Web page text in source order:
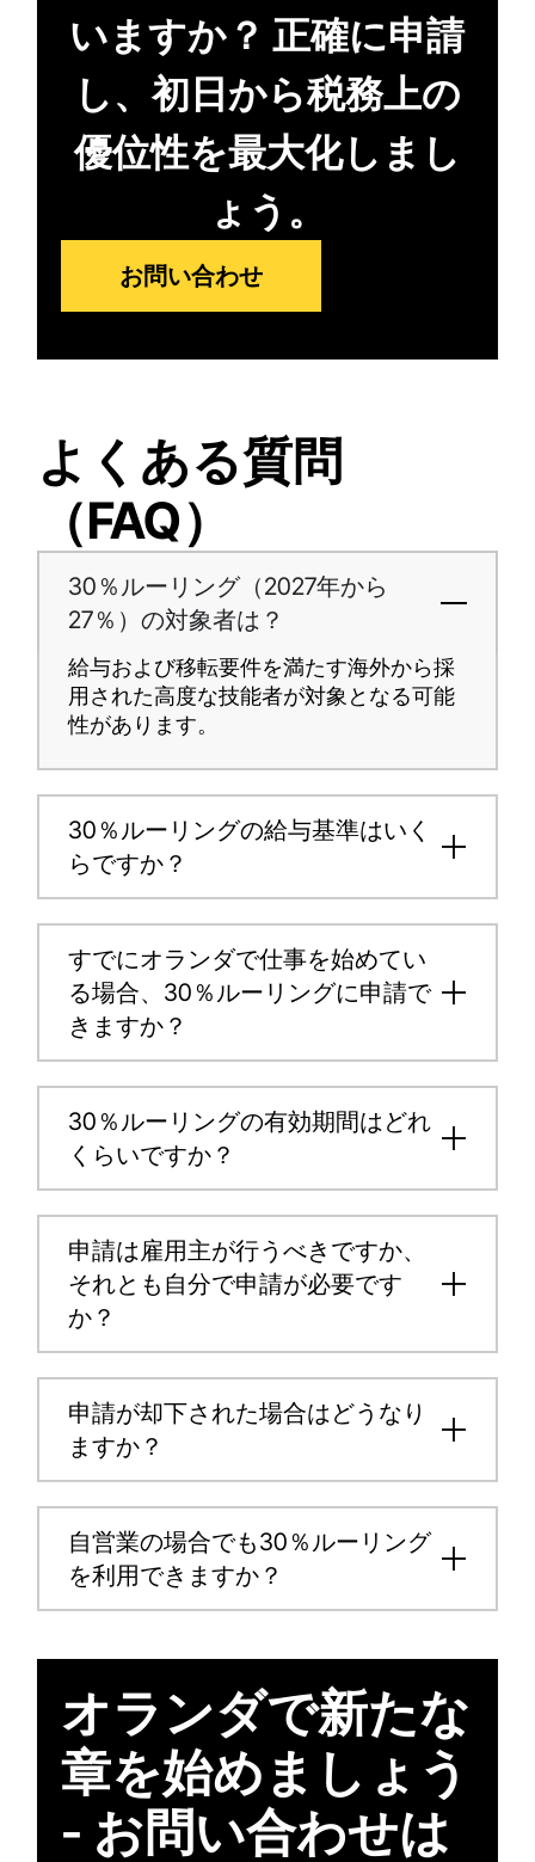
いますか？ 正確に申請
し、初日から税務上の
優位性を最大化しまし
ょう。
お問い合わせ
よくある質問
（FAQ）
30％ルーリング（2027年から
27％）の対象者は？
給与および移転要件を満たす海外から採
用された高度な技能者が対象となる可能
性があります。
30％ルーリングの給与基準はいく
らですか？
すでにオランダで仕事を始めてい
る場合、30％ルーリングに申請で
きますか？
30％ルーリングの有効期間はどれ
くらいですか？
申請は雇用主が行うべきですか、
それとも自分で申請が必要です
か？
申請が却下された場合はどうなり
ますか？
自営業の場合でも30％ルーリング
を利用できますか？
オランダで新たな
章を始めましょう
- お問い合わせは